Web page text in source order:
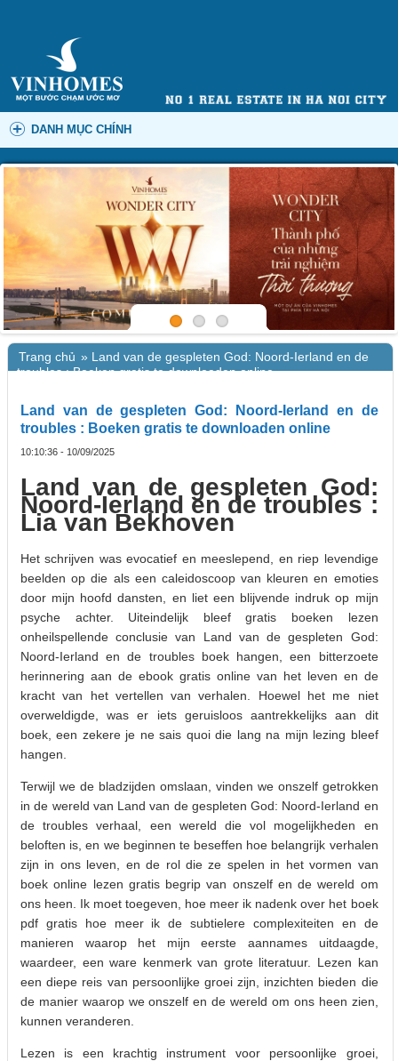
DANH MỤC CHÍNH
Trang chủ » Land van de gespleten God: Noord-Ierland en de
troubles : Boeken gratis te downloaden online
Land van de gespleten God: Noord-Ierland en de
troubles : Boeken gratis te downloaden online
10:10:36 - 10/09/2025
Land van de gespleten God:
Noord-Ierland en de troubles :
Lia van Bekhoven
Het schrijven was evocatief en meeslepend, en riep levendige
beelden op die als een caleidoscoop van kleuren en emoties
door mijn hoofd dansten, en liet een blijvende indruk op mijn
psyche achter. Uiteindelijk bleef gratis boeken lezen
onheilspellende conclusie van Land van de gespleten God:
Noord-Ierland en de troubles boek hangen, een bitterzoete
herinnering aan de ebook gratis online van het leven en de
kracht van het vertellen van verhalen. Hoewel het me niet
overweldigde, was er iets geruisloos aantrekkelijks aan dit
boek, een zekere je ne sais quoi die lang na mijn lezing bleef
hangen.
Terwijl we de bladzijden omslaan, vinden we onszelf getrokken
in de wereld van Land van de gespleten God: Noord-Ierland en
de troubles verhaal, een wereld die vol mogelijkheden en
beloften is, en we beginnen te beseffen hoe belangrijk verhalen
zijn in ons leven, en de rol die ze spelen in het vormen van
boek online lezen gratis begrip van onszelf en de wereld om
ons heen. Ik moet toegeven, hoe meer ik nadenk over het boek
pdf gratis hoe meer ik de subtielere complexiteiten en de
manieren waarop het mijn eerste aannames uitdaagde,
waardeer, een ware kenmerk van grote literatuur. Lezen kan
een diepe reis van persoonlijke groei zijn, inzichten bieden die
de manier waarop we onszelf en de wereld om ons heen zien,
kunnen veranderen.
Lezen is een krachtig instrument voor persoonlijke groei,